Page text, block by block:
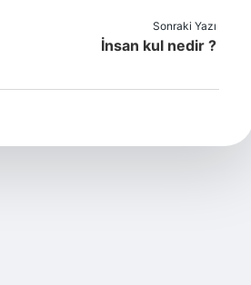
Sonraki Yazı
İnsan kul nedir ?